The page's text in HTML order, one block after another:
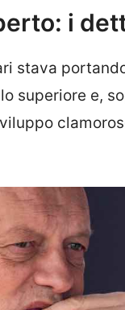
i
stava
superiore e,